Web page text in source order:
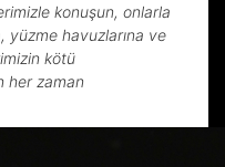
konuşun, onlarla
yüzme havuzlarına ve
kötü
her zaman